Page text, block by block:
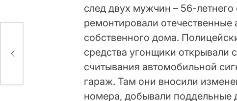
след двух мужчин – 56-
ремонтировали
собственного дома.
средства угонщики открывали
считывания автомобильной
гараж. Там они вносили
номера, добывали